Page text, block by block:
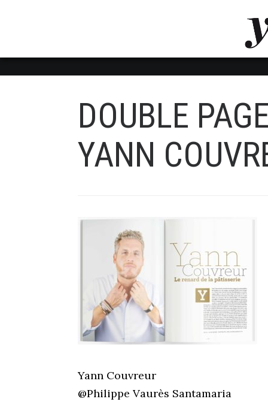
DOUBLE
YANN
Yann Couvreur
@Philippe Vaurès Santamaria